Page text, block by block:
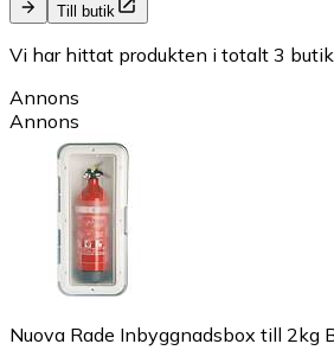
Till butik
Vi har hittat produkten i totalt 3
Annons
Annons
Nuova Rade Inbyggnadsbox till 2kg